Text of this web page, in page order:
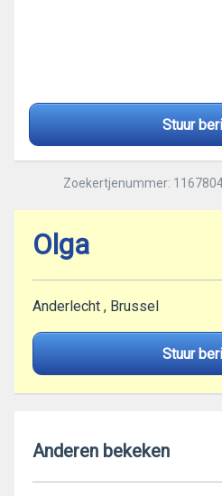
Stuur
Zoekertjenummer:
Olga
Anderlecht , Brussel
Stuur
Anderen bekeken